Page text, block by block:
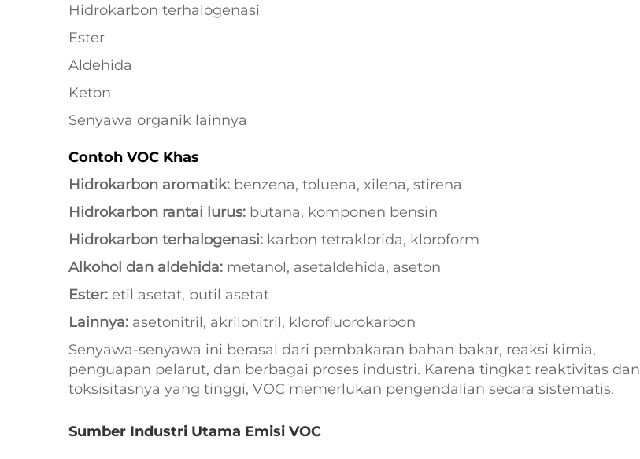
Hidrokarbon terhalogenasi
Ester
Aldehida
Keton
Senyawa organik lainnya
Contoh VOC Khas
Hidrokarbon aromatik: benzena, toluena, xilena, stirena
Hidrokarbon rantai lurus: butana, komponen bensin
Hidrokarbon terhalogenasi: karbon tetraklorida, kloroform
Alkohol dan aldehida: metanol, asetaldehida, aseton
Ester: etil asetat, butil asetat
Lainnya: asetonitril, akrilonitril, klorofluorokarbon
Senyawa-senyawa ini berasal dari pembakaran bahan bakar, reaksi kimia,
penguapan pelarut, dan berbagai proses industri. Karena tingkat reaktivitas dan
toksisitasnya yang tinggi, VOC memerlukan pengendalian secara sistematis.
Sumber Industri Utama Emisi VOC